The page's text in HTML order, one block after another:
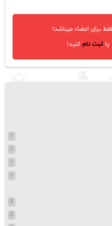
برای اعضاء میباشد!
یاثبت نام کنید!
1
1
1
1
3
3